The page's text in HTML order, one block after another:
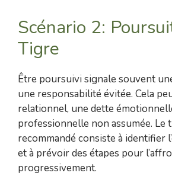
Scénario 2:
Tigre
Être poursuivi signale souvent
une responsabilité évitée. Cela
relationnel, une dette
professionnelle non assumée. Le
recommandé consiste à identifier
et à prévoir des étapes pour
progressivement.